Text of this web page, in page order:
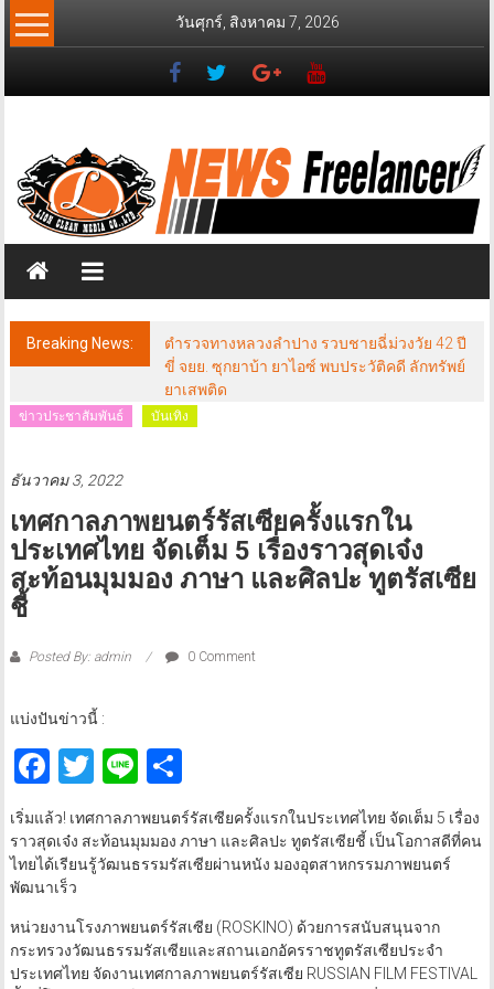
Skip
to
วันศุกร์, สิงหาคม 7, 2026
News
Freelancer
วส์
ฟรี
แลน
เซอร์
Breaking News:
ตำรวจทางหลวงลำปาง รวบชายฉี่ม่วงวัย 42 ปี
ขี่ จยย. ซุกยาบ้า ยาไอซ์ พบประวัติคดี ลักทรัพย์
ยาเสพติด
ข่าวประชาสัมพันธ์ บันเทิง
ธันวาคม 3, 2022
เทศกาลภาพยนตร์รัสเซียครั้งแรกใน
ประเทศไทย จัดเต็ม 5 เรื่องราวสุดเจ๋ง
สะท้อนมุมมอง ภาษา และศิลปะ ทูตรัสเซีย
ชี้
Posted By: admin 0 Comment
แบ่งปันข่าวนี้ :
Facebook
Twitter
LineShare
เริ่มแล้ว! เทศกาลภาพยนตร์รัสเซียครั้งแรกในประเทศไทย จัดเต็ม 5 เรื่อง
ราวสุดเจ๋ง สะท้อนมุมมอง ภาษา และศิลปะ ทูตรัสเซียชี้ เป็นโอกาสดีที่คน
ไทยได้เรียนรู้วัฒนธรรมรัสเซียผ่านหนัง มองอุตสาหกรรมภาพยนตร์
พัฒนาเร็ว
หน่วยงานโรงภาพยนตร์รัสเซีย (ROSKINO) ด้วยการสนับสนุนจาก
กระทรวงวัฒนธรรมรัสเซียและสถานเอกอัครราชทูตรัสเซียประจำ
ประเทศไทย จัดงานเทศกาลภาพยนตร์รัสเซีย RUSSIAN FILM FESTIVAL